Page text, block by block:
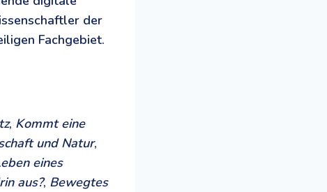
der
Fachgebiet.
, Kommt eine
und Natur,
eines
aus?, Bewegtes